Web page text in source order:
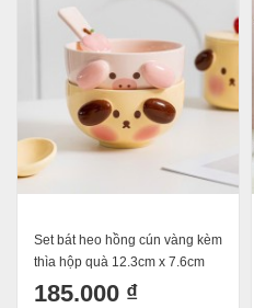
Set bát heo hồng cún vàng kèm
thìa hộp quà 12.3cm x 7.6cm
dung tích 500ml
185.000 ₫